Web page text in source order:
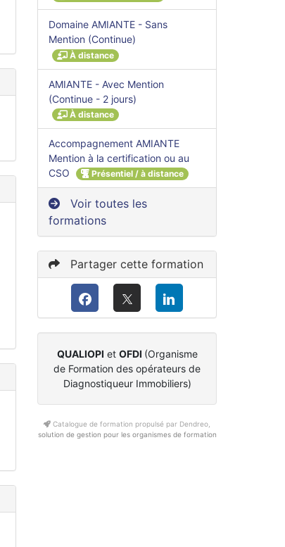
Domaine AMIANTE - Sans
Mention (Continue)
À distance
AMIANTE - Avec Mention
(Continue - 2 jours)
À distance
Accompagnement AMIANTE
Mention à la certification ou au
CSO
Présentiel / à distance
Voir toutes les
formations
Partager cette formation
QUALIOPI et OFDI (Organisme
de Formation des opérateurs de
Diagnostiqueur Immobiliers)
Catalogue de formation propulsé par Dendreo,
solution de gestion pour les organismes de formation